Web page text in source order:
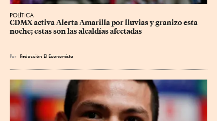
POLÍTICA
CDMX activa Alerta Amarilla por lluvias y granizo esta
noche; estas son las alcaldías afectadas
Por Redacción El Economista